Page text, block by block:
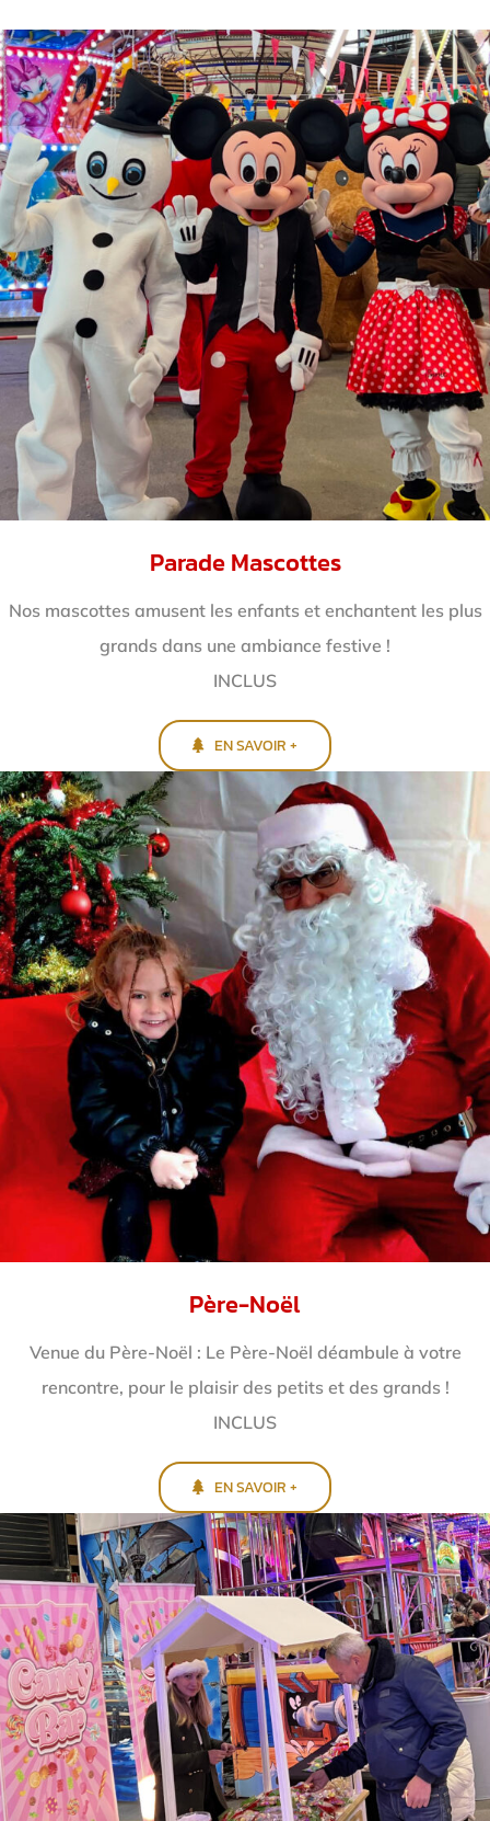
Parade Mascottes
Nos mascottes amusent les enfants et enchantent les plus
grands dans une ambiance festive !
INCLUS
EN SAVOIR +
Père-Noël
Venue du Père-Noël : Le Père-Noël déambule à votre
rencontre, pour le plaisir des petits et des grands !
INCLUS
EN SAVOIR +